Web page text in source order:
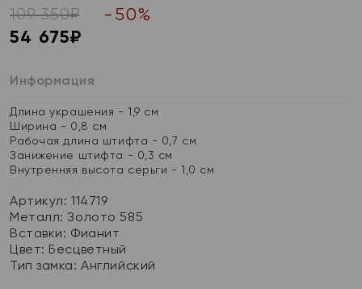
109 350₽ - 50%
54 675₽
Информация
Длина украшения - 1,9 см
Ширина - 0,8 см
Рабочая длина штифта - 0,7 см
Занижение штифта - 0,3 см
Внутренняя высота серьги - 1,0 см
Артикул: 114719
Металл:Золото 585
Вставки: Фианит
Цвет: Бесцветный
Тип замка:Английский